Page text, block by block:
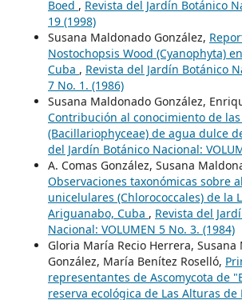
Boed , Revista del Jardín Botánico
19 (1998)
Susana Maldonado González,
Nostochopsis Wood (Cyanophyta)
Cuba , Revista del Jardín Botánico
7 No. 1. (1986)
Susana Maldonado González,
Contribución al conocimiento de
(Bacillariophyceae) de agua dulce
del Jardín Botánico Nacional:
A. Comas González, Susana
Observaciones taxonómicas sobre
unicelulares (Chlorococcales) de la
Ariguanabo, Cuba , Revista del
Nacional: VOLUMEN 5 No. 3. (1984)
Gloria María Recio Herrera, Susana
González, María Benítez Roselló,
representantes de Ascomycota de
reserva ecológica de Las Alturas de